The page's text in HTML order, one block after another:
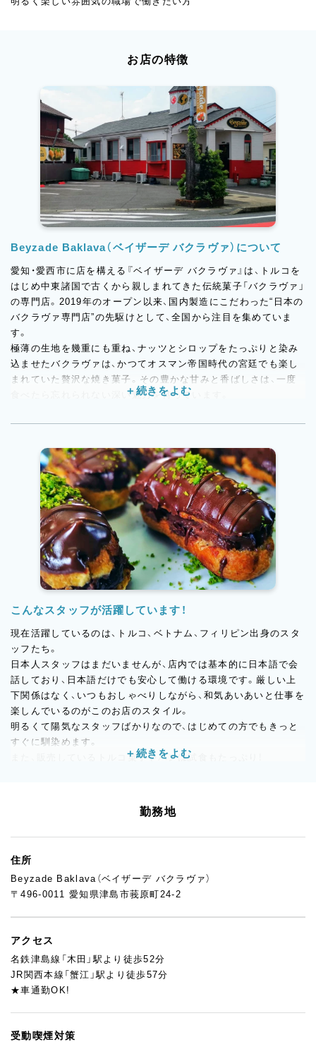
お店の特徴
Beyzade Baklava（ベイザーデ バクラヴァ）について
愛知・愛西市に店を構える『ベイザーデ バクラヴァ』は、トルコを
はじめ中東諸国で古くから親しまれてきた伝統菓子「バクラヴァ」
の専門店。2019年のオープン以来、国内製造にこだわった“日本の
バクラヴァ専門店”の先駆けとして、全国から注目を集めていま
す。
極薄の生地を幾重にも重ね、ナッツとシロップをたっぷりと染み
込ませたバクラヴァは、かつてオスマン帝国時代の宮廷でも楽し
まれていた贅沢な焼き菓子。その豊かな甘みと香ばしさは、一度
食べたら忘れられない深い魅力を持っています。
「シミット」や「ボレキ」、さらにはプリンやエクレアといったフラ
ルコの家庭に欠かせない輸入食材も販売しており、まるで“日本の
中の小さなトルコ”のような空間が広がります。
トルコ人のお客様を中心に、朝の焼きたてパンを求めて訪れる人
や、夜にゆっくりカフェタイムを楽しむ人など、一日を通して賑わ
いの絶えないお店です。百貨店催事や全国発送にも対応し、今で
は中京圏にとどまらず、日本中にファンを持つブランドへと成長
を遂げています。
こんなスタッフが活躍しています！
現在活躍しているのは、トルコ、ベトナム、フィリピン出身のスタ
ッフたち。
日本人スタッフはまだいませんが、店内では基本的に日本語で会
話しており、日本語だけでも安心して働ける環境です。厳しい上
下関係はなく、いつもおしゃべりしながら、和気あいあいと仕事を
楽しんでいるのがこのお店のスタイル。
明るくて陽気なスタッフばかりなので、はじめての方でもきっと
すぐに馴染めます。
また、販売しているトルコ菓子やパンは試食もたっぷり！
そしてこの環境は、「いつか海外で働いてみたい」「異文化のなか
で自分の感性を試してみたい」と考えているあなたにとって、きっ
ここには、トルコ本場の味や技術に触れながら、“日本人として何
ができるか”を試せる現場があります。
日々の会話の中で、自然とトルコ語や英語が耳に入り、異文化を感
り、仕事を通じて“プチ海外修行”ができる環境です。
「日本人としての味覚や感性を、異文化のなかでどう活かせるか」
そんな挑戦にワクワクするあなたの応募を、お待ちしています。
勤務地
住所
Beyzade Baklava（ベイザーデ バクラヴァ）
〒496-0011 愛知県津島市莪原町24-2
アクセス
名鉄津島線「木田」駅より徒歩52分
JR関西本線「蟹江」駅より徒歩57分
★車通勤OK!
受動喫煙対策